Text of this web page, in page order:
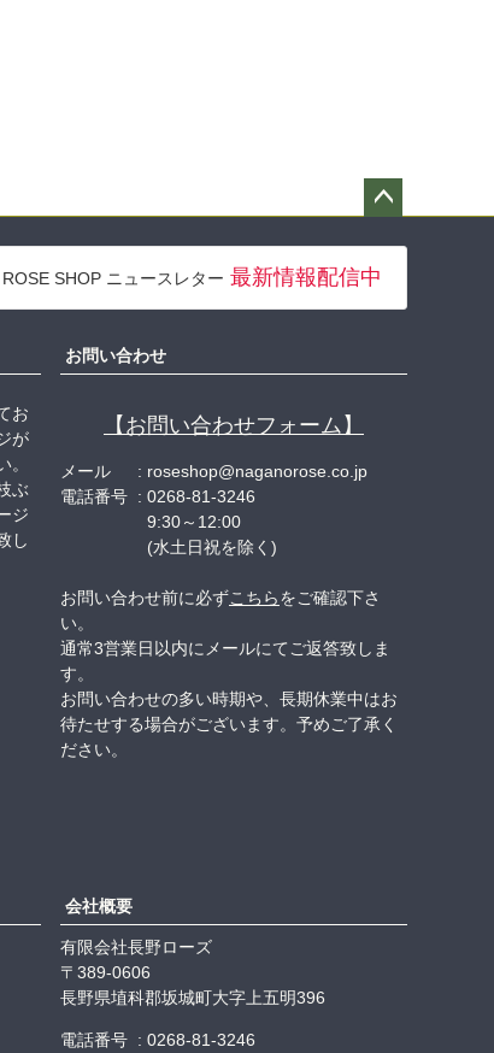
ップ
へ
SHOP ニュースレター 最新情報配信中
お
が
。
ぶ
ジ
し
お問い合わせ
【お問い合わせフォーム】
メール
roseshop@naganorose.co.jp
電話番号
0268-81-3246
9:30～12:00
(水土日祝を除く)
お問い合わせ前に必ずこちらをご確認下さ
い。
通常3営業日以内にメールにてご返答致しま
す。
お問い合わせの多い時期や、長期休業中はお
待たせする場合がございます。予めご了承く
ださい。
会社概要
有限会社長野ローズ
389-0606
長野県埴科郡坂城町大字上五明396
電話番号 0268-81-3246